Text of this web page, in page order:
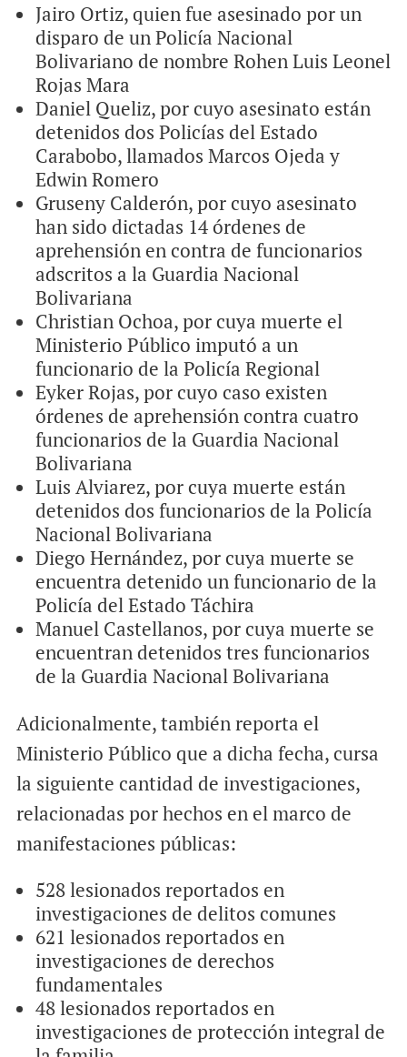
Jairo Ortiz, quien fue asesinado por un
disparo de un Policía Nacional
Bolivariano de nombre Rohen Luis Leonel
Rojas Mara
Daniel Queliz, por cuyo asesinato están
detenidos dos Policías del Estado
Carabobo, llamados Marcos Ojeda y
Edwin Romero
Gruseny Calderón, por cuyo asesinato
han sido dictadas 14 órdenes de
aprehensión en contra de funcionarios
adscritos a la Guardia Nacional
Bolivariana
Christian Ochoa, por cuya muerte el
Ministerio Público imputó a un
funcionario de la Policía Regional
Eyker Rojas, por cuyo caso existen
órdenes de aprehensión contra cuatro
funcionarios de la Guardia Nacional
Bolivariana
Luis Alviarez, por cuya muerte están
detenidos dos funcionarios de la Policía
Nacional Bolivariana
Diego Hernández, por cuya muerte se
encuentra detenido un funcionario de la
Policía del Estado Táchira
Manuel Castellanos, por cuya muerte se
encuentran detenidos tres funcionarios
de la Guardia Nacional Bolivariana
Adicionalmente, también reporta el
Ministerio Público que a dicha fecha, cursa
la siguiente cantidad de investigaciones,
relacionadas por hechos en el marco de
manifestaciones públicas:
528 lesionados reportados en
investigaciones de delitos comunes
621 lesionados reportados en
investigaciones de derechos
fundamentales
48 lesionados reportados en
investigaciones de protección integral de